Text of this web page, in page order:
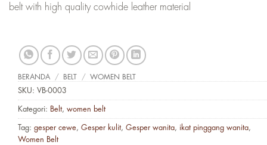
belt with high quality cowhide leather material
BERANDA / BELT / WOMEN BELT
SKU: VB-0003
Kategori: Belt, women belt
Tag: gesper cewe, Gesper kulit, Gesper wanita, ikat pinggang wanita,
Women Belt